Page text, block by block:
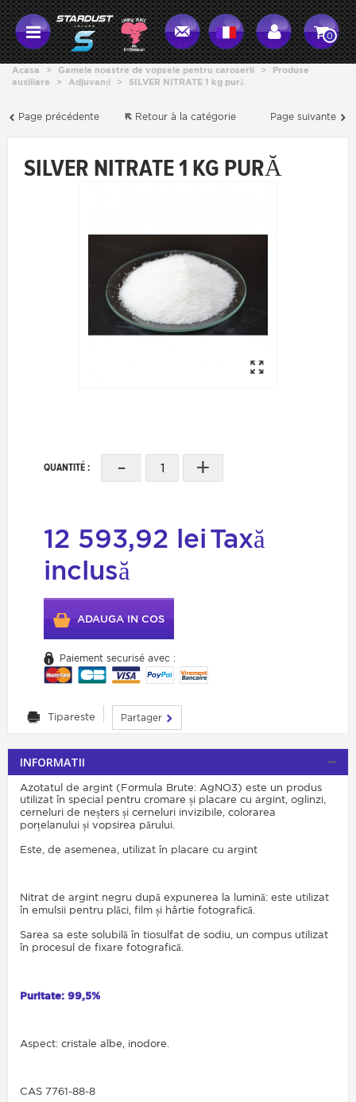
0
Acasa > Gamele noastre de vopsele pentru caroserii >
Produse
auxiliare
> Adjuvanți > SILVER NITRATE 1 kg pură
Page précédente Page suivante
Retour à la catégorie
SILVER NITRATE 1 KG PURĂ
QUANTITÉ : - +
12 593,92 leiTaxă
inclusă
ADAUGA IN COS
Paiement securisé avec :
Tipareste Partager
INFORMATII
Azotatul de argint (Formula Brute: AgNO3) este un produs
utilizat în special pentru cromare și placare cu argint, oglinzi,
cerneluri de neșters și cerneluri invizibile, colorarea
porțelanului și vopsirea părului.
Este, de asemenea, utilizat în placare cu argint
Nitrat de argint negru după expunerea la lumină: este utilizat
în emulsii pentru plăci, film și hârtie fotografică.
Sarea sa este solubilă în tiosulfat de sodiu, un compus utilizat
în procesul de fixare fotografică.
Puritate: 99,5%
Aspect: cristale albe, inodore.
CAS 7761-88-8